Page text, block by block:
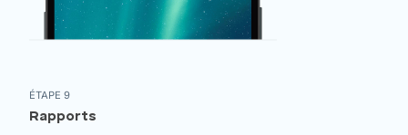
ÉTAPE 9
Rapports